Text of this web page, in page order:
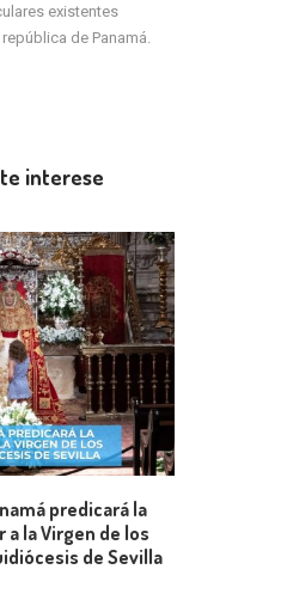
existentes
de Panamá.
te interese
predicará la
a la Virgen de los
de Sevilla